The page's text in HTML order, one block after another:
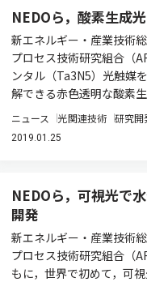
NEDOら，酸素生成
新エネルギー・産業技術
プロセス技術研究組合（
ンタル（Ta3N5）光触媒
解できる赤色透明な酸素
ニュース 光関連技術 研究開
2019.01.25
NEDOら，可視光で
開発
新エネルギー・産業技術
プロセス技術研究組合（
もに，世界で初めて，可